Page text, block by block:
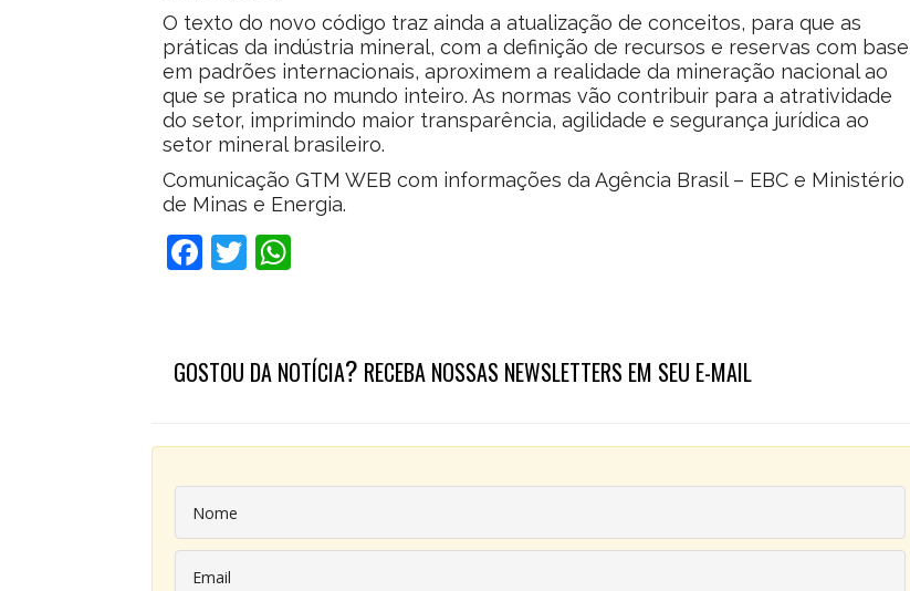
O texto do novo código traz ainda a atualização de conceitos, para que as
práticas da indústria mineral, com a definição de recursos e reservas com base
em padrões internacionais, aproximem a realidade da mineração nacional ao
que se pratica no mundo inteiro. As normas vão contribuir para a atratividade
do setor, imprimindo maior transparência, agilidade e segurança jurídica ao
setor mineral brasileiro.
Comunicação GTM WEB com informações da Agência Brasil – EBC e Ministério
de Minas e Energia.
FacebookTwitter
GOSTOU DA NOTÍCIA? RECEBA NOSSAS NEWSLETTERS EM SEU E-MAIL